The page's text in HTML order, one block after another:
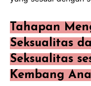
Tahapan
Seksualitas
Seksualitas
Kembang